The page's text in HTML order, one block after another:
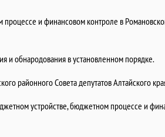
и финансовом контроле в
и обнародования в установленном порядке.
районного Совета депутатов Алтайского
устройстве, бюджетном процессе и